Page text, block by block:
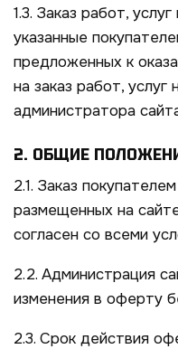
1.3. Заказ работ,
указанные
предложенных к
на заказ работ, услуг
администратора
2. ОБЩИЕ
2.1. Заказ
размещенных на
согласен со всеми
2.2. Администрация
изменения в оферту
2.3. Срок действия